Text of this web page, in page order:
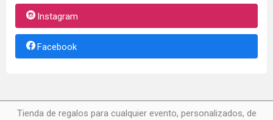
Instagram
Facebook
Tienda de regalos para cualquier evento, personalizados, de